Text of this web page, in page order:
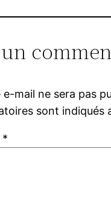
mail ne sera pas
sont indiqués
*